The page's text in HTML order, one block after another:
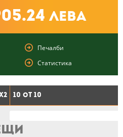
лева
Печалби
Статистика
10 от 10